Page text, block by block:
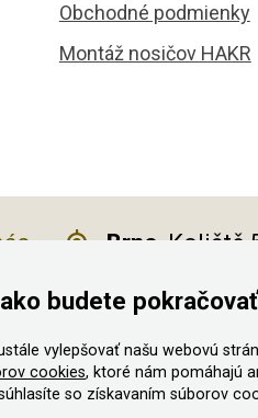
Obchodné podmienky
Montáž nosičov HAKR
Brno, Koliště
Hakr Brno. Všetky práva
budete pokračovať
vylepšovať našu webovú
cookies, ktoré nám pomáhajú
so získavaním súborov